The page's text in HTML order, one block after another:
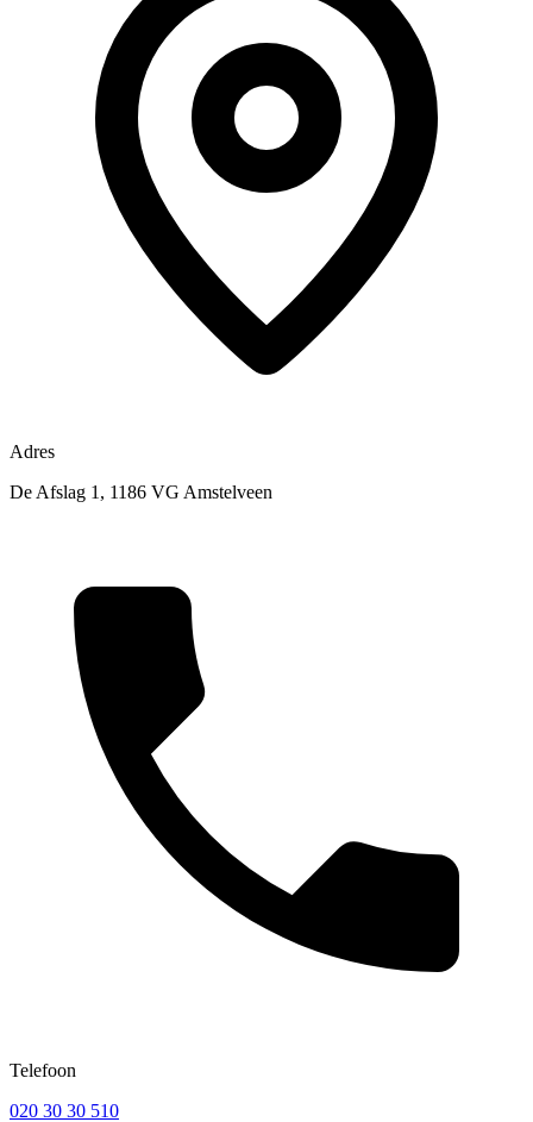
Adres
De Afslag 1, 1186 VG Amstelveen
Telefoon
020 30 30 510